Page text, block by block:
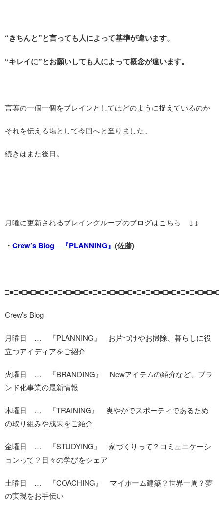
“きちんと”と言っても人によって基準が違います。
“キレイに”とお願いしても人によって概念が違います。
言葉の一個一個をブレインとしてはどのように捉えているのか
それを伝える場として今回へと至りました。
続きはまた後日。
月曜に更新されるブレイングループのブログはこちら ↓↓
・ Crew’s Blog 『PLANNING』 (佐藤)
Crew’s Blog
月曜日 … 『PLANNING』 お片づけやお掃除、暮らしに役
立つアイディアをご紹介
火曜日 … 『BRANDING』 Newアイテムの紹介など、ブラ
ンド化事業の最新情報
木曜日 … 『TRAINING』 爽やかでスポーティであるため
の取り組みや成果をご紹介
金曜日 … 『STUDYING』 家づくりって？コミュニケーシ
ョンって？日々の学びをシェア
土曜日 … 『COACHING』 マイホーム建築？世界一周？夢
の実現をお手伝い